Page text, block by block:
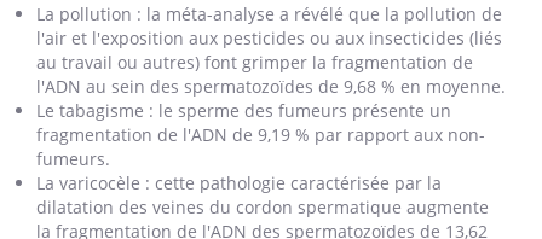
La pollution : la méta-analyse a révélé que la pollution de
l'air et l'exposition aux pesticides ou aux insecticides (liés
au travail ou autres) font grimper la fragmentation de
l'ADN au sein des spermatozoïdes de 9,68 % en moyenne.
Le tabagisme : le sperme des fumeurs présente un
fragmentation de l'ADN de 9,19 % par rapport aux non-
fumeurs.
La varicocèle : cette pathologie caractérisée par la
dilatation des veines du cordon spermatique augmente
la fragmentation de l'ADN des spermatozoïdes de 13,62